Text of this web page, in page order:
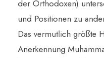
der Orthodoxen)
und Positionen zu
Das vermutlich größte
Anerkennung